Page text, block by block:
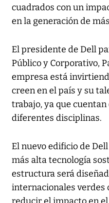
cuadrados con un
en la generación de
El presidente de Dell
Público y Corporativo,
empresa está
creen en el país y su
trabajo, ya que
diferentes disciplinas.
El nuevo edificio de
más alta tecnología
estructura será
internacionales verdes